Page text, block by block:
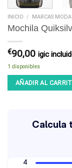
INICIO / MARCAS MODA
Mochila
€90,00 igic
1 disponibles
AÑADIR AL